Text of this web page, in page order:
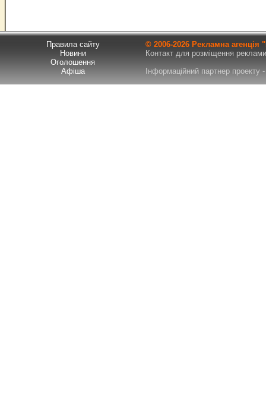
Правила сайту
Новини
Оголошення
Афіша
© 2006-2026 Рекламна
Контакт для розміщення
Інформаційний партнер проекту